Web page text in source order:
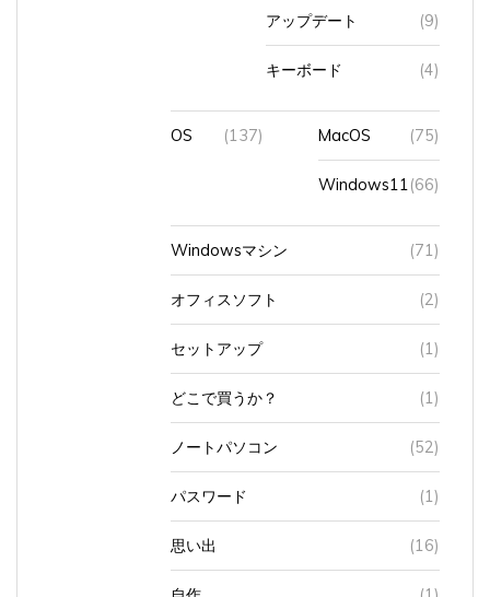
アップデート (9)
キーボード (4)
OS (137) MacOS (75)
Windows11 (66)
Windowsマシン (71)
オフィスソフト (2)
セットアップ (1)
どこで買うか？ (1)
ノートパソコン (52)
パスワード (1)
思い出 (16)
自作 (1)